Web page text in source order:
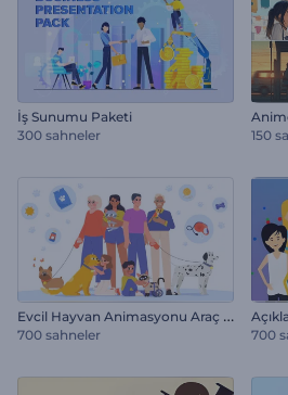
İş Sunumu Paketi
300 sahneler
150
E
vcil Hayvan Animasyonu Araç Kiti
700 sahneler
700